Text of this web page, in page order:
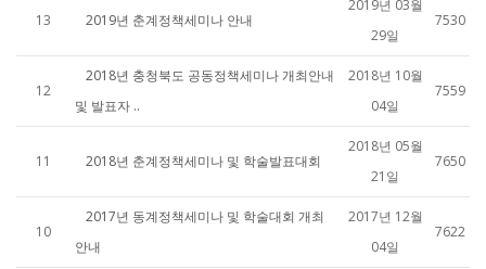
13 2019년 춘계정책세미나 안내
2019년 03월
29일
7530
12
2018년 충청북도 공동정책세미나 개최안내
및 발표자 ..
2018년 10월
04일
7559
11 2018년 춘계정책세미나 및 학술발표대회
2018년 05월
21일
7650
10
2017년 동계정책세미나 및 학술대회 개최
안내
2017년 12월
04일
7622